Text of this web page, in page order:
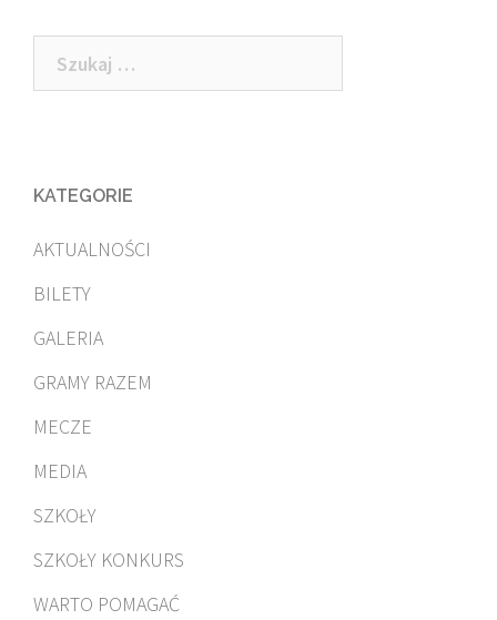
Szukaj:
KATEGORIE
AKTUALNOŚCI
BILETY
GALERIA
GRAMY RAZEM
MECZE
MEDIA
SZKOŁY
SZKOŁY KONKURS
WARTO POMAGAĆ